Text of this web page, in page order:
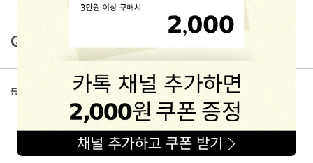
Q&A
등록된 문의가 없습니다.